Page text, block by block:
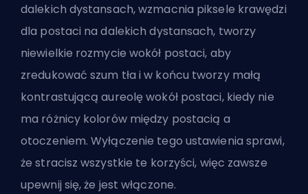
dalekich dystansach, wzmacnia piksele krawędzi
dla postaci na dalekich dystansach, tworzy
niewielkie rozmycie wokół postaci, aby
zredukować szum tła i w końcu tworzy małą
kontrastującą aureolę wokół postaci, kiedy nie
ma różnicy kolorów między postacią a
otoczeniem. Wyłączenie tego ustawienia sprawi,
że stracisz wszystkie te korzyści, więc zawsze
upewnij się, że jest włączone.